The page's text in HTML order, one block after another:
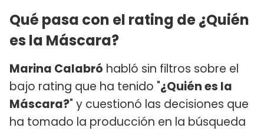
Qué pasa con el rating de ¿Quién
es la Máscara?
Marina Calabró habló sin filtros sobre el
bajo rating que ha tenido "¿Quién es la
Máscara?" y cuestionó las decisiones que
ha tomado la producción en la búsqueda